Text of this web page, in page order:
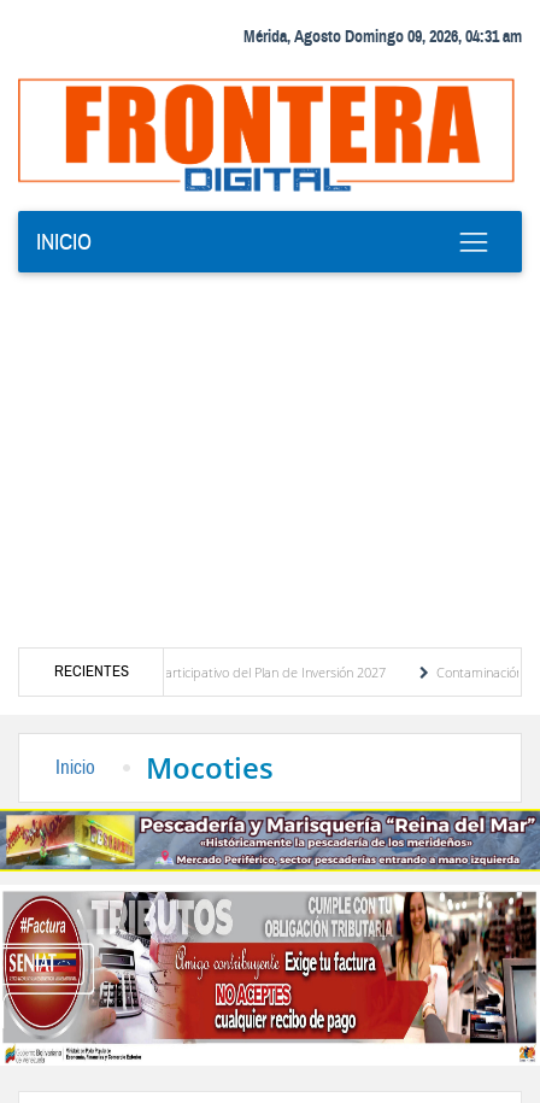
Mérida, Agosto Domingo 09, 2026, 04:31 am
INICIO
RECIENTES
presupuesto participativo del Plan de Inversión 2027
Contaminación y
Inicio Mocoties